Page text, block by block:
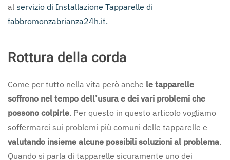
al servizio di Installazione Tapparelle di
fabbromonzabrianza24h.it.
Rottura della corda
Come per tutto nella vita però anche le tapparelle
soffrono nel tempo dell’usura e dei vari problemi che
possono colpirle. Per questo in questo articolo vogliamo
soffermarci sui problemi più comuni delle tapparelle e
valutando insieme alcune possibili soluzioni al problema.
Quando si parla di tapparelle sicuramente uno dei